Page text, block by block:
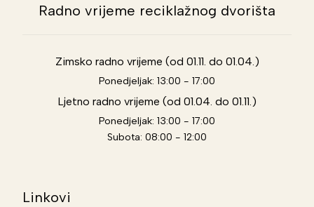
Radno vrijeme reciklažnog dvorišta
Zimsko radno vrijeme (od 01.11. do 01.04.)
Ponedjeljak: 13:00 - 17:00
Ljetno radno vrijeme (od 01.04. do 01.11.)
Ponedjeljak: 13:00 - 17:00
Subota: 08:00 - 12:00
Linkovi